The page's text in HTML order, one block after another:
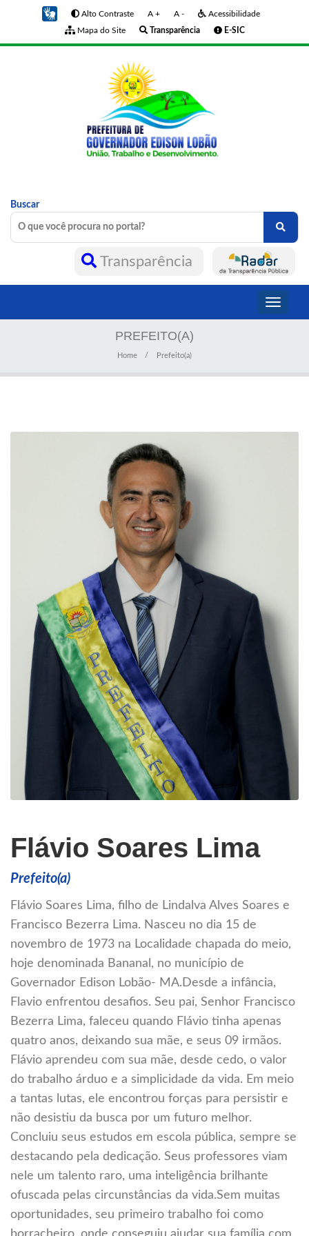
Alto Contraste A + A -
Acessibilidade
Mapa do Site
Transparência E-SIC
Buscar
Transparência
Toggle
PREFEITO(A)
Home Prefeito(a)
Flávio Soares Lima
Prefeito(a)
Flávio Soares Lima, filho de Lindalva Alves Soares e
Francisco Bezerra Lima. Nasceu no dia 15 de
novembro de 1973 na Localidade chapada do meio,
hoje denominada Bananal, no município de
Governador Edison Lobão- MA.Desde a infância,
Flavio enfrentou desafios. Seu pai, Senhor Francisco
Bezerra Lima, faleceu quando Flávio tinha apenas
quatro anos, deixando sua mãe, e seus 09 irmãos.
Flávio aprendeu com sua mãe, desde cedo, o valor
do trabalho árduo e a simplicidade da vida. Em meio
a tantas lutas, ele encontrou forças para persistir e
não desistiu da busca por um futuro melhor.
Concluiu seus estudos em escola pública, sempre se
destacando pela dedicação. Seus professores viam
nele um talento raro, uma inteligência brilhante
ofuscada pelas circunstâncias da vida.Sem muitas
oportunidades, seu primeiro trabalho foi como